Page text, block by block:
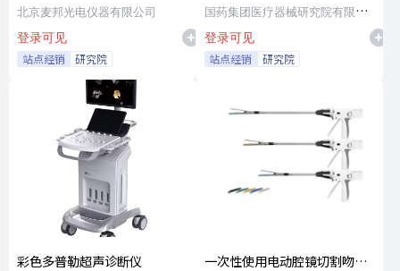
北京麦邦光电仪器有限公司
登录可见
站点经销 研究院
国药集团医疗器械研究院有限公
司
登录可见
站点经销 研究院
彩色多普勒超声诊断仪
一次性使用电动腔镜切割吻合